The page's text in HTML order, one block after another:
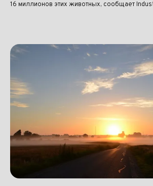
16 миллионов этих животных, сообщает